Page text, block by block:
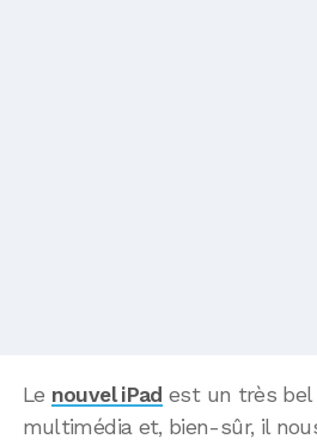
Le nouvel iPad est un très bel
multimédia et, bien-sûr, il